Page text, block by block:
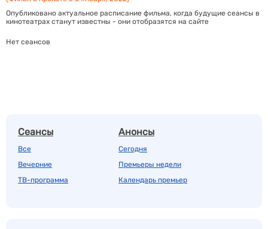
Опубликовано актуальное расписание фильма, когда будущие сеансы в
кинотеатрах станут известны - они отобразятся на сайте
Нет сеансов
Сеансы
Все
Вечерние
ТВ-программа
Анонсы
Сегодня
Премьеры недели
Календарь премьер